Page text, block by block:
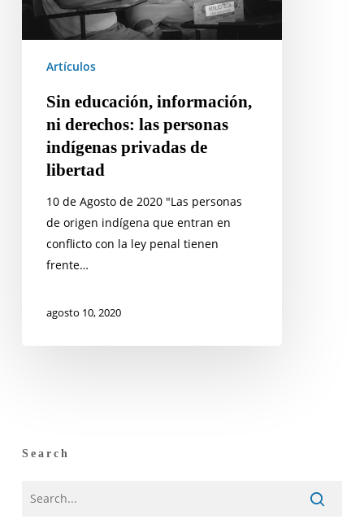
personas
indígenas
Artículos
Sin educación, información,
ni derechos: las personas
indígenas privadas de
libertad
10 de Agosto de 2020 "Las personas
de origen indígena que entran en
conflicto con la ley penal tienen
frente…
agosto 10, 2020
Search